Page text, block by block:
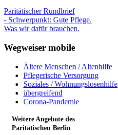
Paritätischer Rundbrief
- Schwerpunkt: Gute Pflege.
Was wir dafür brauchen.
Wegweiser mobile
Ältere Menschen / Altenhilfe
Pflegerische Versorgung
Soziales / Wohnungslosenhilfe
übergreifend
Corona-Pandemie
Weitere Angebote des
Paritätischen Berlin